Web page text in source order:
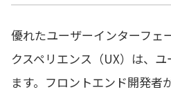
優れたユーザーインターフェ
クスペリエンス（UX）は、
ます。フロントエンド開発者